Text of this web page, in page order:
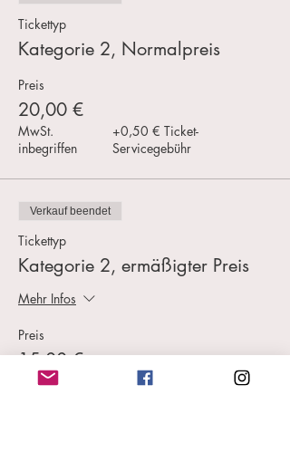
Tickettyp
Kategorie 2, Normalpreis
Preis
20,00 €
MwSt.
inbegriffen
+0,50 € Ticket-
Servicegebühr
Verkauf beendet
Tickettyp
Kategorie 2, ermäßigter Preis
Mehr Infos
Preis
15,00 €
MwSt.
+0,38 € Ticket-